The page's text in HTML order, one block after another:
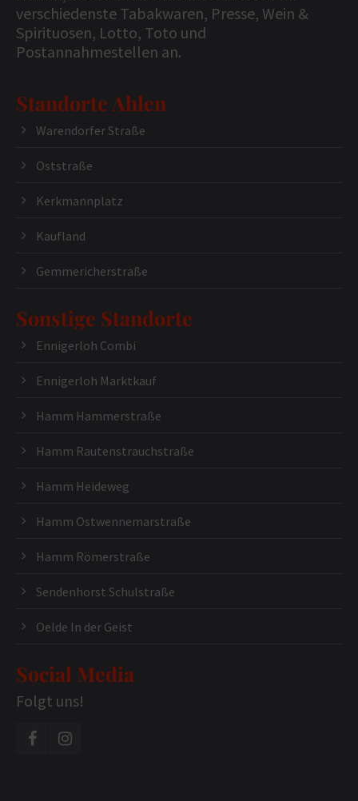
verschiedenste Tabakwaren, Presse, Wein &
Spirituosen, Lotto, Toto und
Postannahmestellen an.
Standorte Ahlen
Warendorfer Straße
Oststraße
Kerkmannplatz
Kaufland
Gemmericherstraße
Sonstige Standorte
Ennigerloh Combi
Ennigerloh Marktkauf
Hamm Hammerstraße
Hamm Rautenstrauchstraße
Hamm Heideweg
Hamm Ostwennemarstraße
Hamm Römerstraße
Sendenhorst Schulstraße
Oelde In der Geist
Social Media
Folgt uns!